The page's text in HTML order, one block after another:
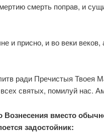
смерть поправ, и
и присно, и во веки веков,
ради Пречистыя Твоея
святых, помилуй нас.
вместо
задостойник: